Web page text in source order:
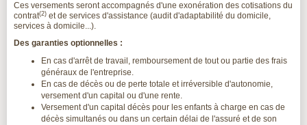
Ces versements seront accompagnés d'une exonération des cotisations du
contrat(2) et de services d'assistance (audit d'adaptabilité du domicile,
services à domicile...).
Des garanties optionnelles :
En cas d'arrêt de travail, remboursement de tout ou partie des frais
généraux de l'entreprise.
En cas de décès ou de perte totale et irréversible d'autonomie,
versement d'un capital ou d'une rente.
Versement d'un capital décès pour les enfants à charge en cas de
décès simultanés ou dans un certain délai de l'assuré et de son